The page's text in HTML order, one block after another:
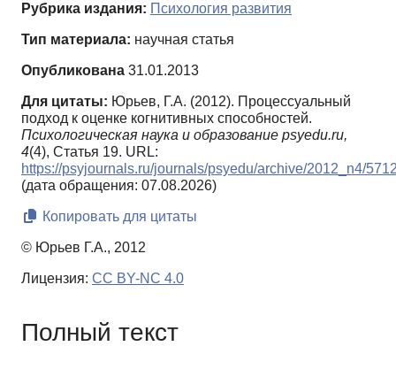
Рубрика издания: Психология развития
Тип материала: научная статья
Опубликована 31.01.2013
Для цитаты: Юрьев, Г.А. (2012). Процессуальный
подход к оценке когнитивных способностей.
Психологическая наука и образование psyedu.ru,
4(4), Статья 19. URL:
https://psyjournals.ru/journals/psyedu/archive/2012_n4/
(дата обращения: 07.08.2026)
Копировать для цитаты
© Юрьев Г.А., 2012
Лицензия: CC BY-NC 4.0
Полный текст